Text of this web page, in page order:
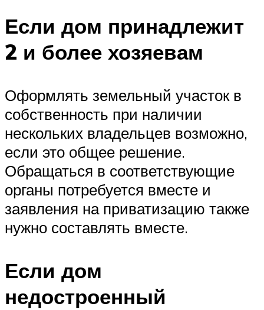
Если дом принадлежит
2 и более хозяевам
Оформлять земельный участок в
собственность при наличии
нескольких владельцев возможно,
если это общее решение.
Обращаться в соответствующие
органы потребуется вместе и
заявления на приватизацию также
нужно составлять вместе.
Если дом
недостроенный